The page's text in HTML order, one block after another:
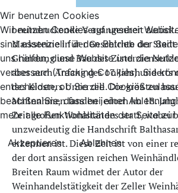
beeindruckende Vergangenheit
Marksteine in der Geschichte der
Gründung und Bau des
aber auch Anfang des 17.
des Klosters Unterzell. Die größten
Maßnahmen fanden jedoch im 18.
Zeit großen Wohlstandes statt, wobei
unzweideutig die Handschrift
erkennen ist. Diese Zeit ist von einer
der dort ansässigen reichen
Breiten Raum widmet der Autor der
Weinhandelstätigkeit der Zeller
Wir benutzen Cookies
Wir nutzen Cookies auf unserer
sind essenziell für den Betrieb der
uns helfen, diese Website und die
verbessern (Tracking Cookies). Sie
entscheiden, ob Sie die Cookies
beachten Sie, dass bei einer
mehr alle Funktionalitäten der Seite
Akzeptieren Ablehnen